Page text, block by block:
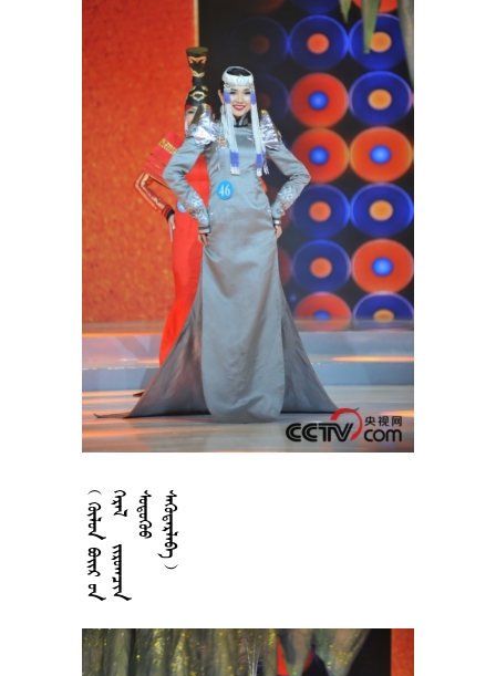










































 